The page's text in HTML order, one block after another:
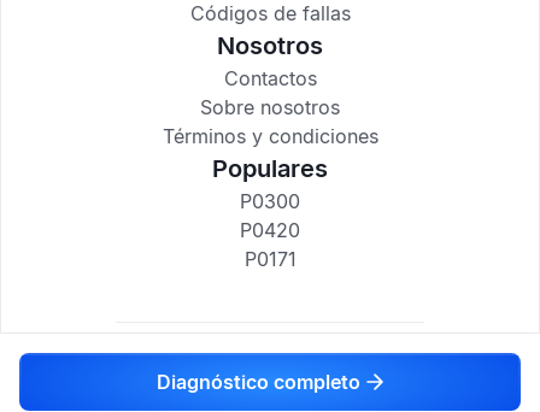
Diagnóstico completo
Códigos de fallas
Nosotros
Contactos
Sobre nosotros
Términos y condiciones
Populares
P0300
P0420
P0171
codigosdtc.com © 2017-2025